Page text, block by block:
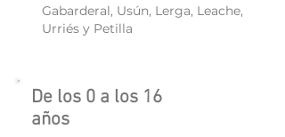
Gabarderal, Usún, Lerga, Leache,
Urriés y Petilla
De los 0 a los 16
años